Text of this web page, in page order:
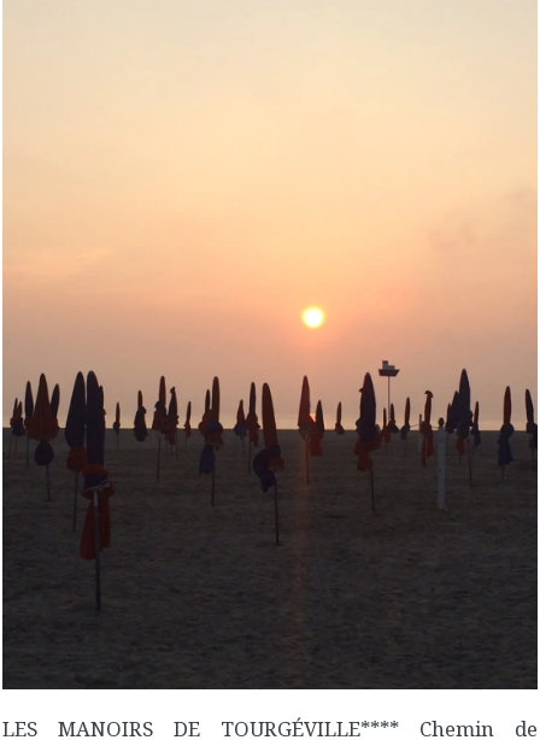
LES MANOIRS DE TOURGÉVILLE**** Chemin de